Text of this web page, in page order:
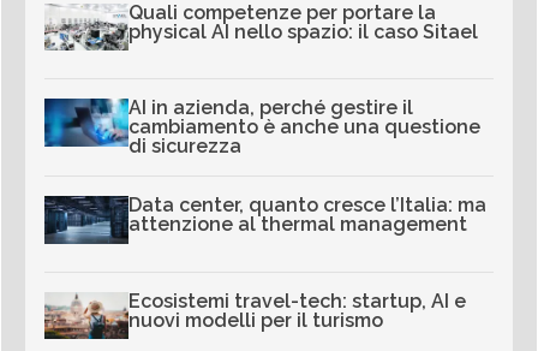
Quali competenze per portare la
physical AI nello spazio: il caso Sitael
AI in azienda, perché gestire il
cambiamento è anche una questione
di sicurezza
Data center, quanto cresce l’Italia: ma
attenzione al thermal management
Ecosistemi travel-tech: startup, AI e
nuovi modelli per il turismo